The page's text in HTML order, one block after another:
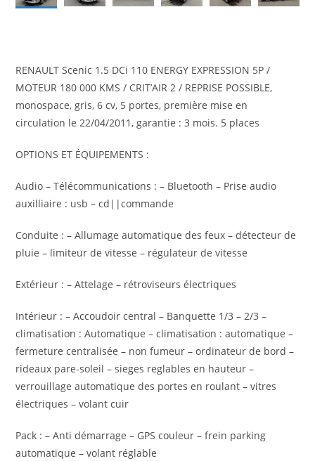
RENAULT Scenic 1.5 DCi 110 ENERGY EXPRESSION 5P /
MOTEUR 180 000 KMS / CRIT’AIR 2 / REPRISE POSSIBLE,
monospace, gris, 6 cv, 5 portes, première mise en
circulation le 22/04/2011, garantie : 3 mois. 5 places
OPTIONS ET ÉQUIPEMENTS :
Audio – Télécommunications : – Bluetooth – Prise audio
auxilliaire : usb – cd||commande
Conduite : – Allumage automatique des feux – détecteur de
pluie – limiteur de vitesse – régulateur de vitesse
Extérieur : – Attelage – rétroviseurs électriques
Intérieur : – Accoudoir central – Banquette 1/3 – 2/3 –
climatisation : Automatique – climatisation : automatique –
fermeture centralisée – non fumeur – ordinateur de bord –
rideaux pare-soleil – sieges reglables en hauteur –
verrouillage automatique des portes en roulant – vitres
électriques – volant cuir
Pack : – Anti démarrage – GPS couleur – frein parking
automatique – volant réglable